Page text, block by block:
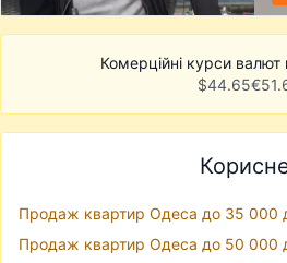
Комерційні курси
$44.65€
Продаж квартир Одеса до 35 000
Продаж квартир Одеса до 50 000